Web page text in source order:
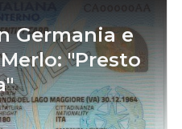
Germania e
"Presto